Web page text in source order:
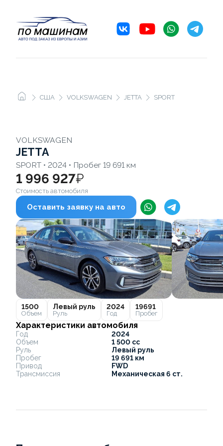
США VOLKSWAGEN JETTA SPORT
VOLKSWAGEN
JETTA
SPORT • 2024 • Пробег 19 691 км
1 996 927₽
Стоимость автомобиля
Оставить заявку на авто
1500
Объем
Левый руль
Руль
2024
Год
19691
Пробег
Характеристики автомобиля
Год
2024
Объем
1 500 cc
Руль
Левый руль
Пробег
19 691 км
Привод
FWD
Трансмиссия
Механическая 6 ст.